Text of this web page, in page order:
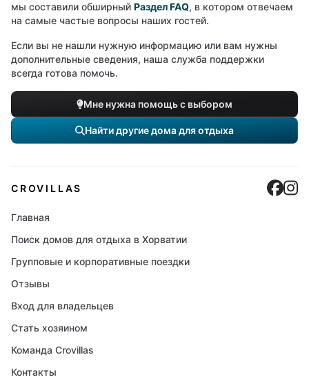
мы составили обширный Раздел FAQ, в котором отвечаем
на самые частые вопросы наших гостей.
Если вы не нашли нужную информацию или вам нужны
дополнительные сведения, наша служба поддержки
всегда готова помочь.
Мне нужна помощь с выбором
Найти другие дома для отдыха
CROVILLAS
Главная
Поиск домов для отдыха в Хорватии
Групповые и корпоративные поездки
Отзывы
Вход для владельцев
Стать хозяином
Команда Crovillas
Контакты